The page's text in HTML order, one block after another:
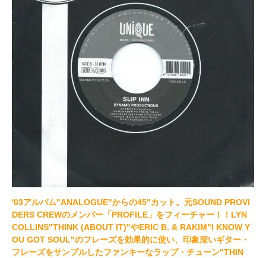
'03アルバム"ANALOGUE"からの45"カット。元SOUND PROVI
DERS CREWのメンバー「PROFILE」をフィーチャー！！LYN
COLLINS"THINK (ABOUT IT)"やERIC B. & RAKIM"I KNOW Y
OU GOT SOUL"のフレーズを効果的に使い、印象深いギター・
フレーズをサンプルしたファンキーなラップ・チューン"THIN